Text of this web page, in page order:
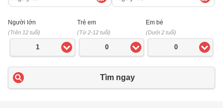
Người lớn
(Trên 12 tuổi)
1
Trẻ em
(Từ 2-12 tuổi)
0
Em bé
(Dưới 2 tuổi)
0
Tìm ngay